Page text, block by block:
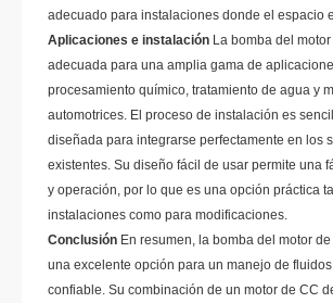
adecuado para instalaciones donde el espacio
Aplicaciones e instalación La bomba del
adecuada para una amplia gama de
procesamiento químico, tratamiento de agua y
automotrices. El proceso de instalación es
diseñada para integrarse perfectamente en los
existentes. Su diseño fácil de usar permite una
y operación, por lo que es una opción práctica
instalaciones como para modificaciones.
Conclusión En resumen, la bomba del motor
una excelente opción para un manejo de
confiable. Su combinación de un motor de CC